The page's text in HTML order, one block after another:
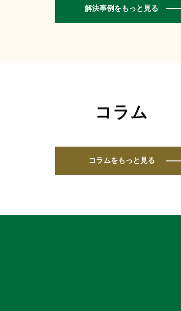
解決事例をもっと見る
コラム
コラムをもっと見る